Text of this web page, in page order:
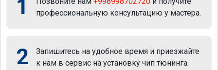
1
профессиональную консультацию у мастера.
2
Запишитесь на удобное время и приезжайте
к нам в сервис на установку чип тюнинга.